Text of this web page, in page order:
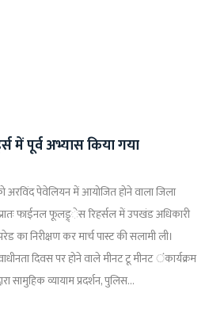
में पूर्व अभ्यास किया गया
अरविंद पेवेलियन में आयोजित होने वाला जिला
प्रातः फाईनल फूलड्र्ेस रिहर्सल में उपखंड अधिकारी
निरीक्षण कर मार्च पास्ट की सलामी ली।
दिवस पर होने वाले मीनट टू मीनट ंकार्यक्रम
सामुहिक व्यायाम प्रदर्शन, पुलिस...